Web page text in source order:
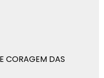
CORAGEM DAS